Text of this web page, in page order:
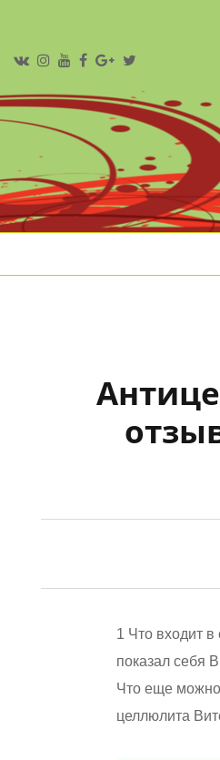
1 Что входит в
показал себя
Что еще можно
целлюлита